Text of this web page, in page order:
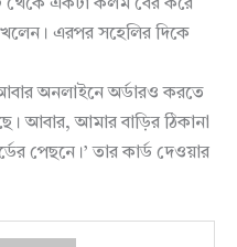
থেকে একটা কলম বের করে
এরপর সহেলির দিকে
অনলাইনে অর্ডারও করতে
আবার, আমার বাড়ির ঠিকানা
পেছনে।’ তার কার্ড দেওয়ার